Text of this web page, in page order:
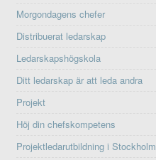
Morgondagens chefer
Distribuerat ledarskap
Ledarskapshögskola
Ditt ledarskap är att leda andra
Projekt
Höj din chefskompetens
Projektledarutbildning i Stockholm